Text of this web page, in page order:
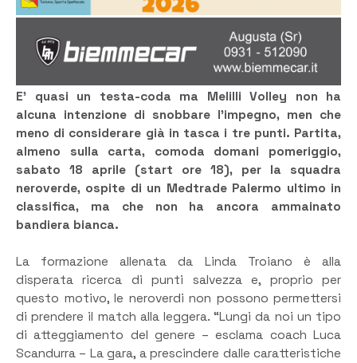
E’ quasi un testa-coda ma Melilli Volley non ha
alcuna intenzione di snobbare l’impegno, men che
meno di considerare già in tasca i tre punti. Partita,
almeno sulla carta, comoda domani pomeriggio,
sabato 18 aprile (start ore 18), per la squadra
neroverde, ospite di un Medtrade Palermo ultimo in
classifica, ma che non ha ancora ammainato
bandiera bianca.
La formazione allenata da Linda Troiano è alla
disperata ricerca di punti salvezza e, proprio per
questo motivo, le neroverdi non possono permettersi
di prendere il match alla leggera. “Lungi da noi un tipo
di atteggiamento del genere – esclama coach Luca
Scandurra – La gara, a prescindere dalle caratteristiche